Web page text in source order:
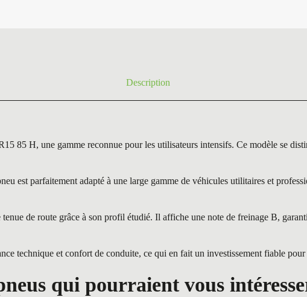
Description
H, une gamme reconnue pour les utilisateurs intensifs. Ce modèle se
est parfaitement adapté à une large gamme de véhicules utilitaires et
de route grâce à son profil étudié. Il affiche une note de freinage B,
technique et confort de conduite, ce qui en fait un investissement fiable
qui pourraient vous